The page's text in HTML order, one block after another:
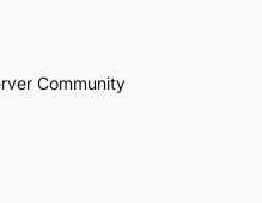
Community